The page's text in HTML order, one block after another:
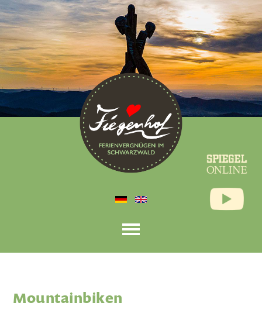
Mountainbiken